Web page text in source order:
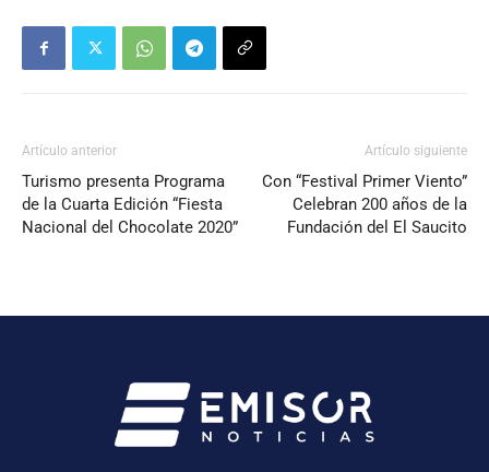
Artículo anterior
Turismo presenta Programa
de la Cuarta Edición “Fiesta
Nacional del Chocolate 2020”
Artículo siguiente
Con “Festival Primer Viento”
Celebran 200 años de la
Fundación del El Saucito